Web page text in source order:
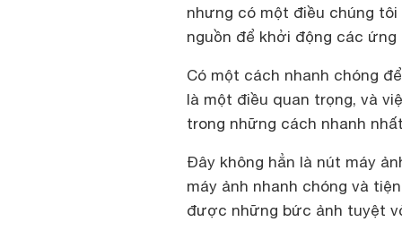
nhưng có một điều chúng
nguồn để khởi động các
Có một cách nhanh chóng
là một điều quan trọng, và
trong những cách nhanh
Đây không hẳn là nút máy
máy ảnh nhanh chóng và
được những bức ảnh tuyệt